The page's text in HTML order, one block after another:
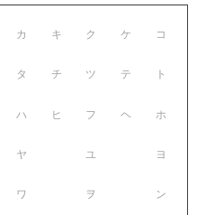
カ キ ク ケ コ
タ チ ツ テ ト
ハ ヒ フ ヘ ホ
ヤ ユ ヨ
ワ ヲ ン